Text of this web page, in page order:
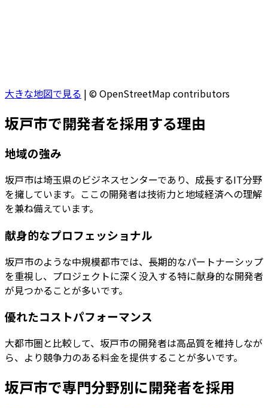
大きな地図で見る | © OpenStreetMap contributors
坂戸市で開発者を採用する理由
地域の強み
坂戸市は埼玉県のビジネスセンターであり、成長するIT分野
を擁しています。ここの開発者は技術力と地域経済への理解
を兼ね備えています。
献身的なプロフェッショナル
坂戸市のような中規模都市では、長期的なパートナーシップ
を重視し、プロジェクトに深く没入する特に献身的な開発者
が見つかることが多いです。
優れたコストパフォーマンス
大都市圏と比較して、坂戸市の開発者は高品質を維持しなが
ら、より競争力のある料金を提供することが多いです。
坂戸市で専門分野別に開発者を採用